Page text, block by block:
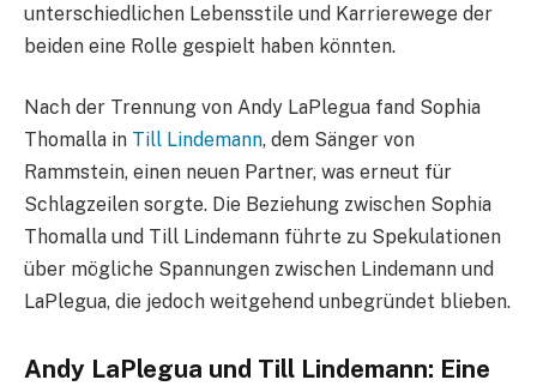
unterschiedlichen Lebensstile und Karrierewege der
beiden eine Rolle gespielt haben könnten.
Nach der Trennung von Andy LaPlegua fand Sophia
Thomalla in Till Lindemann, dem Sänger von
Rammstein, einen neuen Partner, was erneut für
Schlagzeilen sorgte. Die Beziehung zwischen Sophia
Thomalla und Till Lindemann führte zu Spekulationen
über mögliche Spannungen zwischen Lindemann und
LaPlegua, die jedoch weitgehend unbegründet blieben.
Andy LaPlegua und Till Lindemann: Eine